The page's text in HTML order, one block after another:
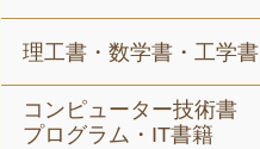
理工書・数学書・工学書
コンピューター技術書
プログラム・IT書籍